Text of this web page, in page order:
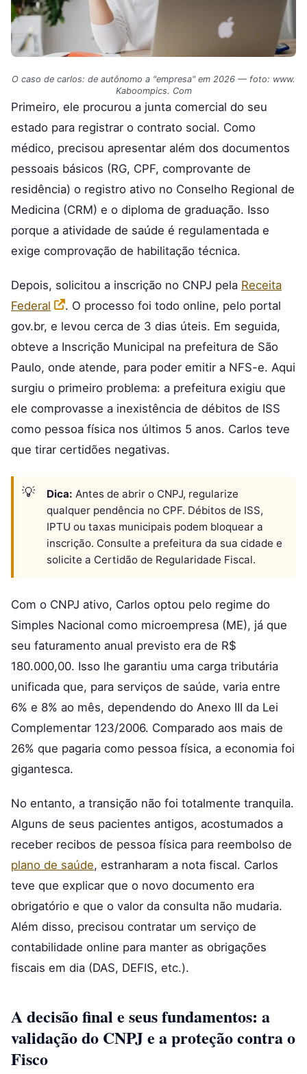
O caso de carlos: de autônomo a "empresa" em 2026 — foto: www.
Kaboompics. Com
Primeiro, ele procurou a junta comercial do seu
estado para registrar o contrato social. Como
médico, precisou apresentar além dos documentos
pessoais básicos (RG, CPF, comprovante de
residência) o registro ativo no Conselho Regional de
Medicina (CRM) e o diploma de graduação. Isso
porque a atividade de saúde é regulamentada e
exige comprovação de habilitação técnica.
Depois, solicitou a inscrição no CNPJ pela Receita
Federal
. O processo foi todo online, pelo portal
gov.br, e levou cerca de 3 dias úteis. Em seguida,
obteve a Inscrição Municipal na prefeitura de São
Paulo, onde atende, para poder emitir a NFS-e. Aqui
surgiu o primeiro problema: a prefeitura exigiu que
ele comprovasse a inexistência de débitos de ISS
como pessoa física nos últimos 5 anos. Carlos teve
que tirar certidões negativas.
Dica: Antes de abrir o CNPJ, regularize
qualquer pendência no CPF. Débitos de ISS,
IPTU ou taxas municipais podem bloquear a
inscrição. Consulte a prefeitura da sua cidade e
solicite a Certidão de Regularidade Fiscal.
Com o CNPJ ativo, Carlos optou pelo regime do
Simples Nacional como microempresa (ME), já que
seu faturamento anual previsto era de R$
180.000,00. Isso lhe garantiu uma carga tributária
unificada que, para serviços de saúde, varia entre
6% e 8% ao mês, dependendo do Anexo III da Lei
Complementar 123/2006. Comparado aos mais de
26% que pagaria como pessoa física, a economia foi
gigantesca.
No entanto, a transição não foi totalmente tranquila.
Alguns de seus pacientes antigos, acostumados a
receber recibos de pessoa física para reembolso de
plano de saúde, estranharam a nota fiscal. Carlos
teve que explicar que o novo documento era
obrigatório e que o valor da consulta não mudaria.
Além disso, precisou contratar um serviço de
contabilidade online para manter as obrigações
fiscais em dia (DAS, DEFIS, etc.).
A decisão final e seus fundamentos: a
validação do CNPJ e a proteção contra o
Fisco